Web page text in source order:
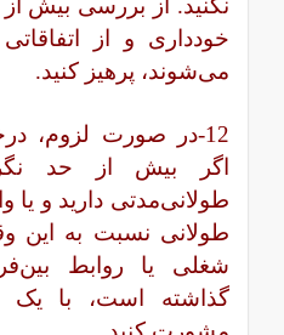
خودداری و از
می‌شوند، پرهیز کنید.
12-در صورت لزوم،
اگر بیش از حد
طولانی‌مدتی دارید و
طولانی نسبت به این
شغلی یا روابط
گذاشته است، با یک